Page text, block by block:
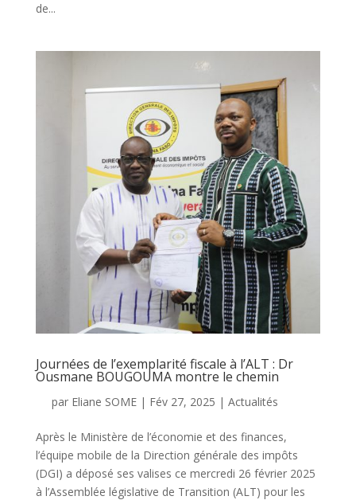
de...
Journées de l’exemplarité fiscale à l’ALT : Dr
Ousmane BOUGOUMA montre le chemin
par Eliane SOME| Fév 27, 2025 | Actualités
Après le Ministère de l’économie et des finances,
l’équipe mobile de la Direction générale des impôts
(DGI) a déposé ses valises ce mercredi 26 février 2025
à l’Assemblée législative de Transition (ALT) pour les